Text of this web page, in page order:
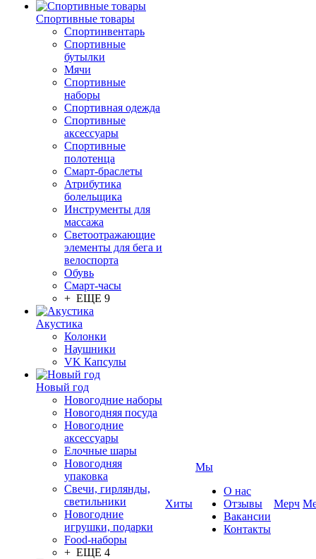
Спортивные товары
Спортинвентарь
Спортивные
бутылки
Мячи
Спортивные
наборы
Спортивная одежда
Спортивные
аксессуары
Спортивные
полотенца
Смарт-браслеты
Атрибутика
болельщика
Инструменты для
массажа
Светоотражающие
элементы для бега и
велоспорта
Обувь
Смарт-часы
+ ЕЩЕ 9
Акустика
Колонки
Наушники
VK Капсулы
Новый год
Новогодние наборы
Новогодняя посуда
Новогодние
аксессуары
Елочные шары
Новогодняя
упаковка
Свечи, гирлянды,
светильники
Новогодние
игрушки, подарки
Food-наборы
+ ЕЩЕ 4
Хиты
Мы
О нас
Отзывы
Вакансии
Контакты
Мерч